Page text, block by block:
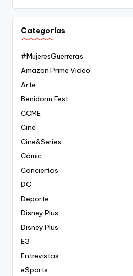
Categorías
#MujeresGuerreras
Amazon Prime Video
Arte
Benidorm Fest
CCME
Cine
Cine&Series
Cómic
Conciertos
DC
Deporte
Disney Plus
Disney Plus
E3
Entrevistas
eSports